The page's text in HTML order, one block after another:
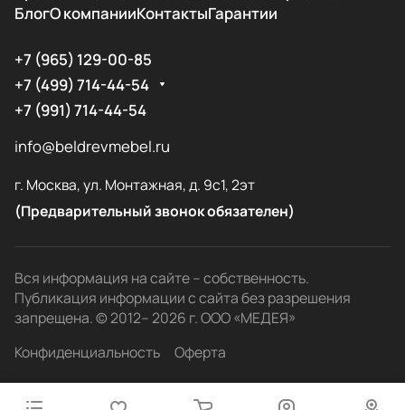
БлогО компанииКонтактыГарантии
+7 (965) 129-00-85
+7 (499) 714-44-54
+7 (991) 714-44-54
info@beldrevmebel.ru
г. Москва, ул. Монтажная, д. 9с1, 2эт
(Предварительный звонок обязателен)
Вся информация на сайте – собственность.
Публикация информации с сайта без разрешения
запрещена. © 2012– 2026 г. ООО «МЕДЕЯ»
Конфиденциальность
Оферта